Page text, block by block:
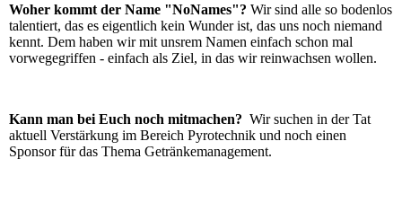
Woher kommt der Name "NoNames"? Wir sind alle so bodenlos
talentiert, das es eigentlich kein Wunder ist, das uns noch niemand
kennt. Dem haben wir mit unsrem Namen einfach schon mal
vorwegegriffen - einfach als Ziel, in das wir reinwachsen wollen.
Kann man bei Euch noch mitmachen? Wir suchen in der Tat
aktuell Verstärkung im Bereich Pyrotechnik und noch einen
Sponsor für das Thema Getränkemanagement.